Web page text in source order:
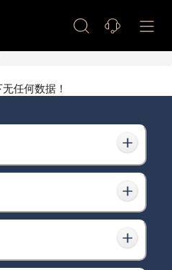
任何数据！